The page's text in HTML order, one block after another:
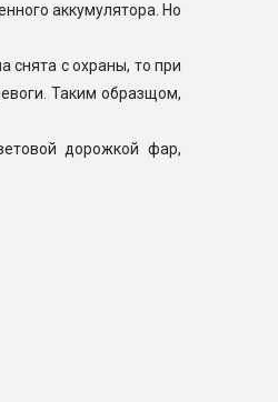
аккумулятора. Но
снята с охраны, то при
Таким образщом,
дорожкой фар,